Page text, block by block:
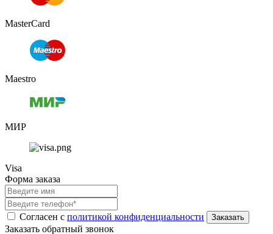
MasterCard
Maestro
МИР
Visa
Форма заказа
Согласен с политикой конфиденциальности
Заказать обратный звонок